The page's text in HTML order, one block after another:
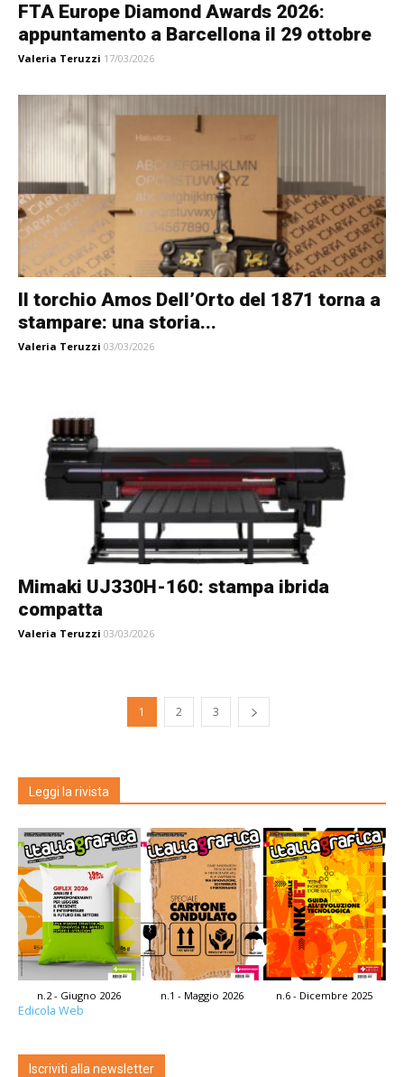
FTA Europe Diamond Awards 2026:
appuntamento a Barcellona il 29 ottobre
Valeria Teruzzi 17/03/2026
Il torchio Amos Dell’Orto del 1871 torna a
stampare: una storia...
Valeria Teruzzi 03/03/2026
Mimaki UJ330H-160: stampa ibrida
compatta
Valeria Teruzzi 03/03/2026
1 2 3
Leggi la rivista
n.2 - Giugno 2026 n.1 - Maggio 2026 n.6 - Dicembre 2025
Edicola Web
Iscriviti alla newsletter